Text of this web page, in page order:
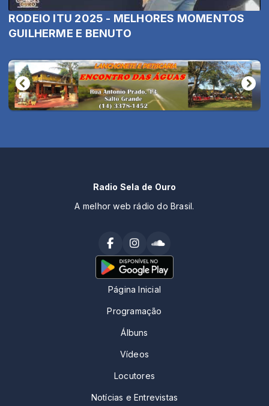
RODEIO ITU 2025 - MELHORES MOMENTOS
GUILHERME E BENUTO
Radio Sela de Ouro
A melhor web rádio do Brasil.
Página Inicial
Programação
Álbuns
Vídeos
Locutores
Notícias e Entrevistas